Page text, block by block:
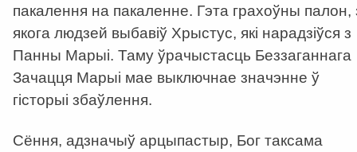
пакалення на пакаленне. Гэта грахоўны палон,
якога людзей выбавіў Хрыстус, які нарадзіўся з
Панны Марыі. Таму ўрачыстасць Беззаганнага
Зачацця Марыі мае выключнае значэнне ў
гісторыі збаўлення.
Сёння, адзначыў арцыпастыр, Бог таксама